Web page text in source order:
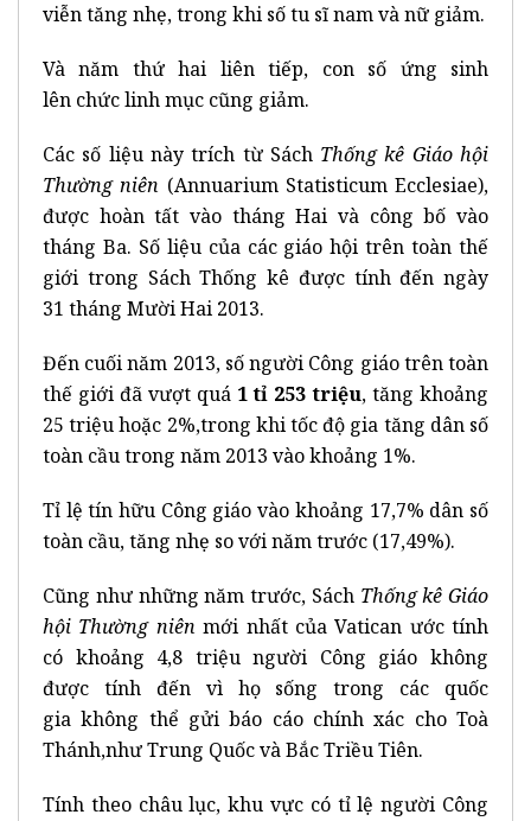
viễn tăng nhẹ, trong khi số tu sĩ nam và nữ giảm.
Và năm thứ hai liên tiếp, con số ứng sinh
lên chức linh mục cũng giảm.
Các số liệu này trích từ Sách Thống kê Giáo hội
Thường niên (Annuarium Statisticum Ecclesiae),
được hoàn tất vào tháng Hai và công bố vào
tháng Ba. Số liệu của các giáo hội trên toàn thế
giới trong Sách Thống kê được tính đến ngày
31 tháng Mười Hai 2013.
Đến cuối năm 2013, số người Công giáo trên toàn
thế giới đã vượt quá 1tỉ 253 triệu, tăng khoảng
25 triệu hoặc 2%,trong khi tốc độ gia tăng dân số
toàn cầu trong năm 2013 vào khoảng 1%.
Tỉ lệ tín hữu Công giáo vào khoảng 17,7% dân số
toàn cầu, tăng nhẹ so với năm trước (17,49%).
Cũng như những năm trước, Sách Thống kê Giáo
hội Thường niên mới nhất của Vatican ước tính
có khoảng 4,8 triệu người Công giáo không
được tính đến vì họ sống trong các quốc
gia không thể gửi báo cáo chính xác cho Toà
Thánh,như Trung Quốc và Bắc Triều Tiên.
Tính theo châu lục, khu vực có tỉ lệ người Công